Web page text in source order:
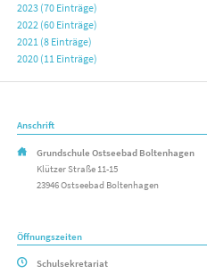
2023 (70 Einträge)
2022 (60 Einträge)
2021 (8 Einträge)
2020 (11 Einträge)
Anschrift
Grundschule Ostseebad Boltenhagen
Klützer Straße 11-15
23946 Ostseebad Boltenhagen
Öffnungszeiten
Schulsekretariat